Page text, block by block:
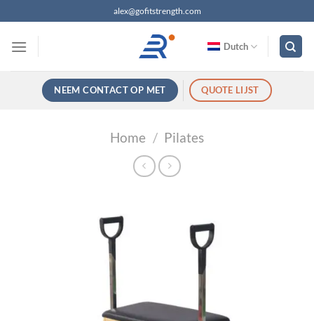
naar
inhoud
alex@gofitstrength.com
Dutch
NEEM CONTACT OP MET QUOTE LIJST
Home / Pilates